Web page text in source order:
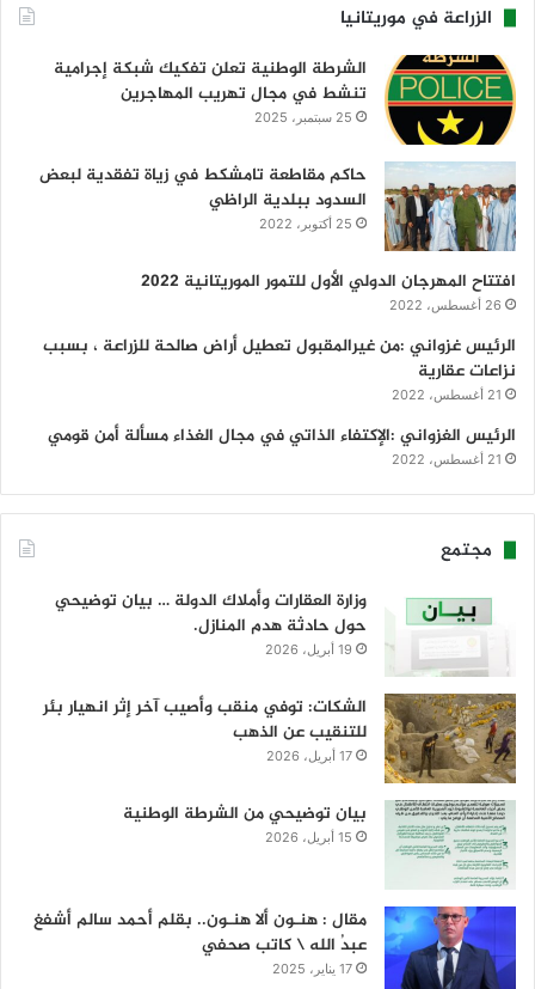
الزراعة في موريتانيا
الشرطة الوطنية تعلن تفكيك شبكة إجرامية
تنشط في مجال تهريب المهاجرين
25 سبتمبر، 2025
حاكم مقاطعة تامشكط في زياة تفقدية لبعض
السدود ببلدية الراظي
25 أكتوبر، 2022
افتتاح المهرجان الدولي الأول للتمور الموريتانية 2022
26 أغسطس، 2022
الرئيس غزواني :من غيرالمقبول تعطيل أراض صالحة للزراعة ، بسبب
نزاعات عقارية
21 أغسطس، 2022
الرئيس الغزواني :الإكتفاء الذاتي في مجال الغذاء مسألة أمن قومي
21 أغسطس، 2022
مجتمع
وزارة العقارات وأملاك الدولة … بيان توضيحي
حول حادثة هدم المنازل.
19 أبريل، 2026
الشكات: توفي منقب وأصيب آخر إثر انهيار بئر
للتنقيب عن الذهب
17 أبريل، 2026
بيان توضيحي من الشرطة الوطنية
15 أبريل، 2026
مقال : هنـون ألا هنـون.. بقلم أحمد سالم أشفغ
عبدُ الله \ كاتب صحفي
17 يناير، 2025